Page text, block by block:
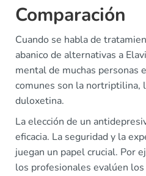
Comparación
Cuando se habla de
abanico de alternativas a
mental de muchas personas
comunes son la nortriptilina,
duloxetina.
La elección de un
eficacia. La seguridad y la
juegan un papel crucial. Por
los profesionales evalúen